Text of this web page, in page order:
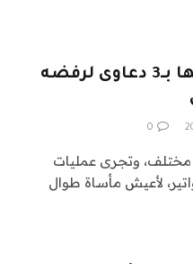
سيدة مريضة تلاحق زوجها بـ3 دعاوى لرفضه
0
وتجرى عمليات
لأعيش مأساة طوال